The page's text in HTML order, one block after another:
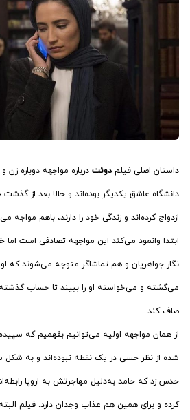
داستان اصلی فیلم دوئت درباره مواجهه دوباره
دانشگاه عاشق یکدیگر بوده‌اند و حالا بعد از
ازدواج کرده‌اند و زندگی خود را دارند، باهم مواجه
ابتدا وانمود می‌کند این مواجهه تصادفی است اما
نگار جواهریان و هم تماشاگر متوجه می‌شوند که
می‌گشته و می‌خواسته او را ببیند تا حساب گذشته
صاف کند.
از همان مواجهه اولیه می‌توانیم بفهمیم که
شده از نظر حسی در یک نقطه نبوده‌اند و به
حدس زد که حامد به‌دلیل مهاجرتش به اروپا
کرده و برای همین هم عذاب وجدان دارد. فیلم